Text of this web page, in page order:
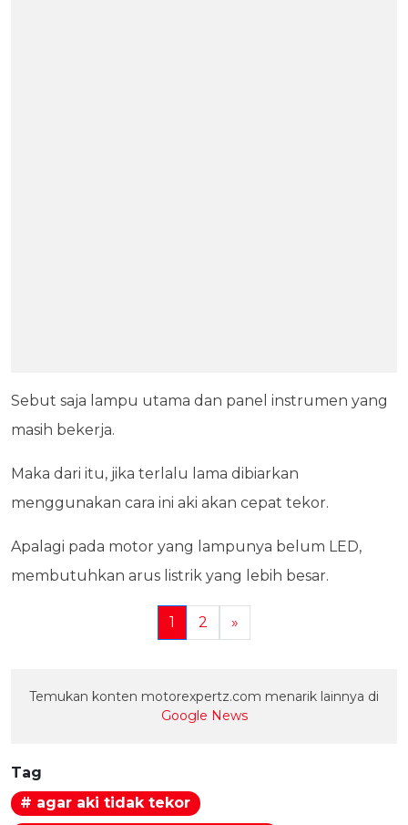
Sebut saja lampu utama dan panel instrumen yang
masih bekerja.
Maka dari itu, jika terlalu lama dibiarkan
menggunakan cara ini aki akan cepat tekor.
Apalagi pada motor yang lampunya belum LED,
membutuhkan arus listrik yang lebih besar.
1 2 »
Temukan konten motorexpertz.com menarik lainnya di
Google News
Tag
# agar aki tidak tekor